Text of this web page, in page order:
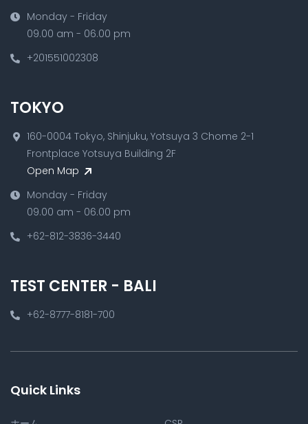
Monday - Friday
09.00 am - 06.00 pm
+201551002308
TOKYO
160-0004 Tokyo, Shinjuku, Yotsuya 3 Chome 2-1
Frontplace Yotsuya Building 2F
Open Map
Monday - Friday
09.00 am - 06.00 pm
+62-812-3836-3440
TEST CENTER - BALI
+62-8777-8181-700
Quick Links